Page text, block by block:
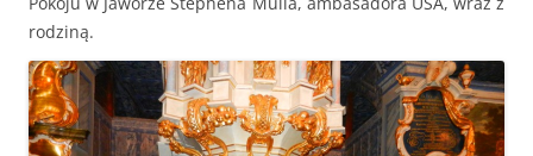
rodziną.